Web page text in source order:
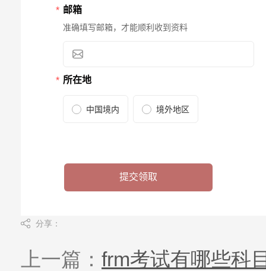
分享：
上一篇： frm考试有哪些科